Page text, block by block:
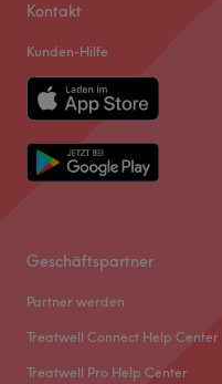
Kontakt
Kunden-Hilfe
Geschäftspartner
Partner werden
Treatwell Connect Help Center
Treatwell Pro Help Center